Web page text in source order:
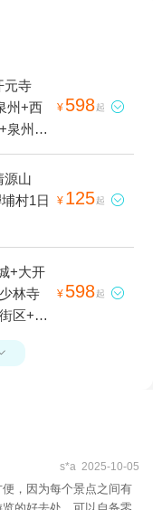
元寺
州+西
泉州蟳
¥ 598起 
源山
村1日
¥ 125起 
+大开
林寺
区+泉
村落
¥ 598起 
s*a 2025-10-05
，因为每个景点之间有